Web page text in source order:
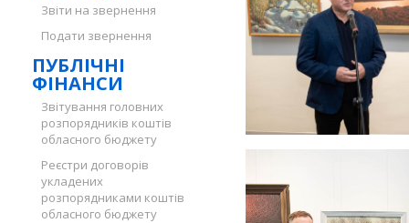
Звіти на звернення
Подати звернення
ПУБЛІЧНІ
ФІНАНСИ
Звітування головних
розпорядників коштів
обласного бюджету
Реєстри договорів
укладених
розпорядниками коштів
обласного бюджету